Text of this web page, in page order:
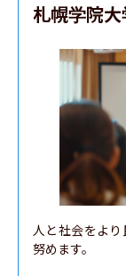
札幌学院
人と社会をよ
努めます。